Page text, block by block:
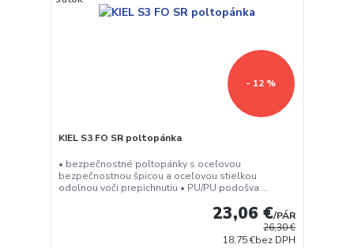
- 12 %
KIEL S3 FO SR poltopánka
• bezpečnostné poltopánky s oceľovou
bezpečnostnou špicou a oceľovou stielkou
odolnou voči prepichnutiu • PU/PU podošva ...
26,30 €
23,06 €/PÁR
18,75 €bez DPH